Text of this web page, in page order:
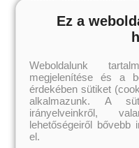
meg elkészíteni.
hozzávalókból,
az aprítógép és a
A krémek,
sütik, a kókuszos
áfonyás tekercs,
megtanulhatunk
kókuszkocka nyers
Ez a
Weboldalunk
megjelenítése és a
érdekében sütiket
alkalmazunk. A
irányelveinkről,
lehetőségeiről bővebb
el.